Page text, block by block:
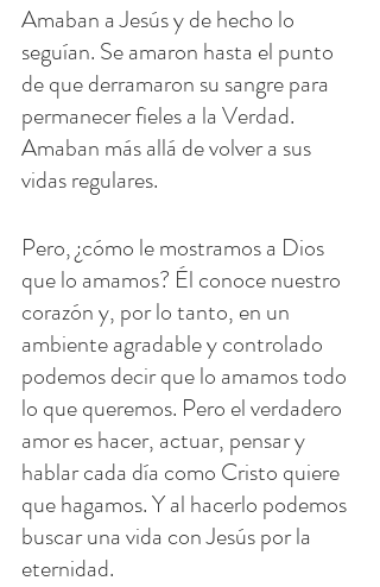
Amaban a Jesús y de hecho lo
seguían. Se amaron hasta el punto
de que derramaron su sangre para
permanecer fieles a la Verdad.
Amaban más allá de volver a sus
vidas regulares.
Pero, ¿cómo le mostramos a Dios
que lo amamos? Él conoce nuestro
corazón y, por lo tanto, en un
ambiente agradable y controlado
podemos decir que lo amamos todo
lo que queremos. Pero el verdadero
amor es hacer, actuar, pensar y
hablar cada día como Cristo quiere
que hagamos. Y al hacerlo podemos
buscar una vida con Jesús por la
eternidad.